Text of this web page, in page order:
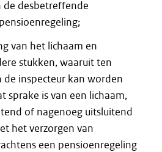
de desbetreffende
van het lichaam en
stukken, waaruit ten
de inspecteur kan worden
sprake is van een lichaam,
of nagenoeg uitsluitend
het verzorgen van
een pensioenregeling